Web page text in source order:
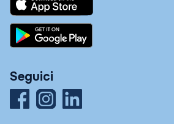
Seguici